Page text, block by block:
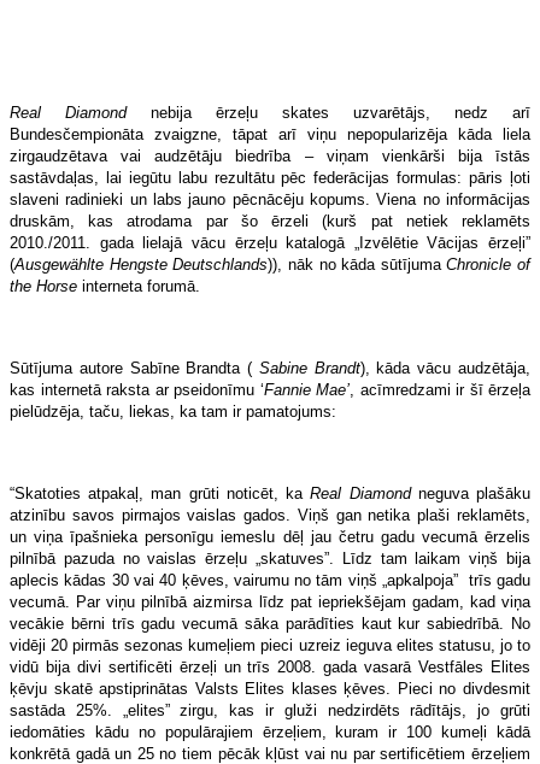
Real Diamondnebija ērzeļu skates uzvarētājs, nedz arī
Bundesčempionāta zvaigzne, tāpat arī viņu nepopularizēja kāda liela
zirgaudzētava vai audzētāju biedrība – viņam vienkārši bija īstās
sastāvdaļas, lai iegūtu labu rezultātu pēc federācijas formulas: pāris ļoti
slaveni radinieki un labs jauno pēcnācēju kopums. Viena no informācijas
druskām, kas atrodama par šo ērzeli (kurš pat netiek reklamēts
2010./2011. gada lielajā vācu ērzeļu katalogā „Izvēlētie Vācijas ērzeļi”
(Ausgewählte Hengste Deutschlands)), nāk no kāda sūtījumaChronicle of
the Horse interneta forumā.
Sūtījuma autore Sabīne Brandta ( Sabine Brandt), kāda vācu audzētāja,
kas internetā raksta ar pseidonīmu ‘Fannie Mae’ , acīmredzami ir šī ērzeļa
pielūdzēja, taču, liekas, ka tam ir pamatojums:
“Skatoties atpakaļ, man grūti noticēt, kaReal Diamondneguva plašāku
atzinību savos pirmajos vaislas gados. Viņš gan netika plaši reklamēts,
un viņa īpašnieka personīgu iemeslu dēļ jau četru gadu vecumā ērzelis
pilnībā pazuda no vaislas ērzeļu „skatuves”. Līdz tam laikam viņš bija
aplecis kādas 30 vai 40 ķēves, vairumu no tām viņš „apkalpoja” trīs gadu
vecumā. Par viņu pilnībā aizmirsa līdz pat iepriekšējam gadam, kad viņa
vecākie bērni trīs gadu vecumā sāka parādīties kaut kur sabiedrībā. No
vidēji 20 pirmās sezonas kumeļiem pieci uzreiz ieguva elites statusu, jo to
vidū bija divi sertificēti ērzeļi un trīs 2008. gada vasarā Vestfāles Elites
ķēvju skatē apstiprinātas Valsts Elites klases ķēves. Pieci no divdesmit
sastāda 25%. „elites” zirgu, kas ir gluži nedzirdēts rādītājs, jo grūti
iedomāties kādu no populārajiem ērzeļiem, kuram ir 100 kumeļi kādā
konkrētā gadā un 25 no tiem pēcāk kļūst vai nu par sertificētiem ērzeļiem